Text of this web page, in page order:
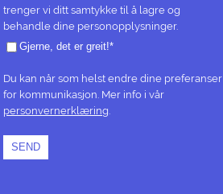
trenger vi ditt samtykke til å lagre og
behandle dine personopplysninger.
Gjerne, det er greit!*
Du kan når som helst endre dine preferanser
for kommunikasjon. Mer info i vår
personvernerklæring.